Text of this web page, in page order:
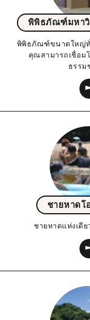
พิพิธภัณฑ์มหาวิ
พิพิธภัณฑ์ขนาดใหญ่ทั่
คุณสามารถเชื่อม
ธรรม
ชายหาดโ
ชายหาดแห่งเดี